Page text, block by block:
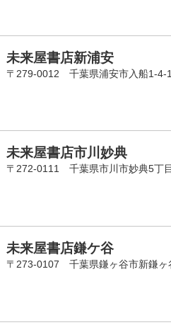
未来屋書店新浦安
〒279-0012 千葉県浦安市入船1-4-1
未来屋書店市川妙典
〒272-0111 千葉県市川市妙典5丁
未来屋書店鎌ケ谷
〒273-0107 千葉県鎌ヶ谷市新鎌ヶ